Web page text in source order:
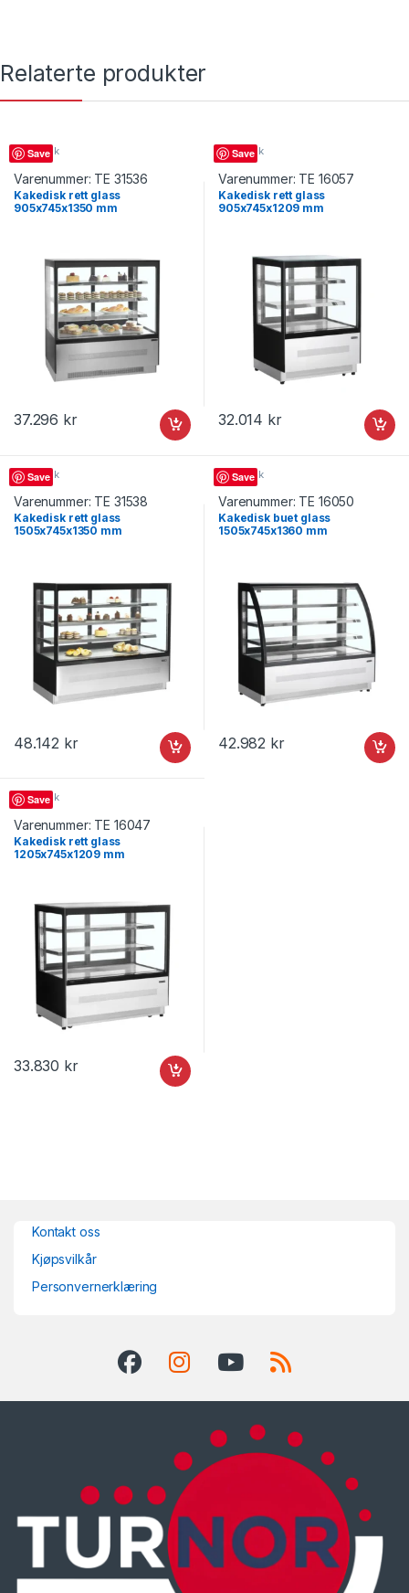
Relaterte produkter
Save
Kakedisk
Varenummer: TE 31536
Kakedisk rett glass
905x745x1350 mm
37.296 kr
Save
Kakedisk
Varenummer: TE 16057
Kakedisk rett glass
905x745x1209 mm
32.014 kr
Save
Kakedisk
Varenummer: TE 31538
Kakedisk rett glass
1505x745x1350 mm
48.142 kr
Save
Kakedisk
Varenummer: TE 16050
Kakedisk buet glass
1505x745x1360 mm
42.982 kr
Save
Kakedisk
Varenummer: TE 16047
Kakedisk rett glass
1205x745x1209 mm
33.830 kr
Kontakt oss
Kjøpsvilkår
Personvernerklæring